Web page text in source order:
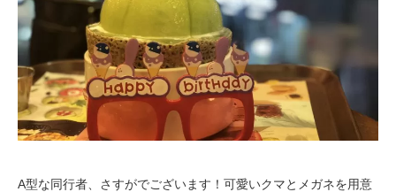
A型な同行者、さすがでございます！可愛いクマとメガネを用意